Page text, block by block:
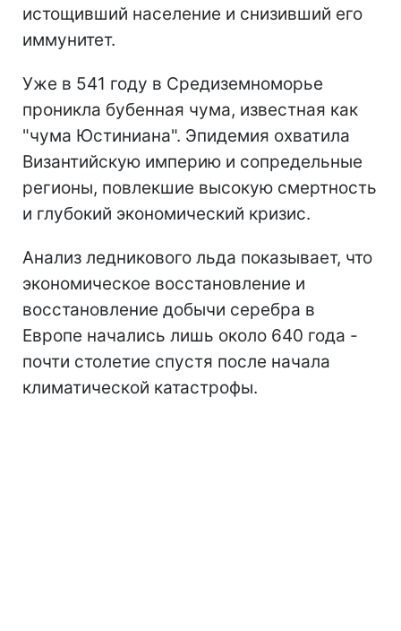
истощивший население и снизивший его
иммунитет.
Уже в 541 году в Средиземноморье
проникла бубенная чума, известная как
"чума Юстиниана". Эпидемия охватила
Византийскую империю и сопредельные
регионы, повлекшие высокую смертность
и глубокий экономический кризис.
Анализ ледникового льда показывает, что
экономическое восстановление и
восстановление добычи серебра в
Европе начались лишь около 640 года -
почти столетие спустя после начала
климатической катастрофы.